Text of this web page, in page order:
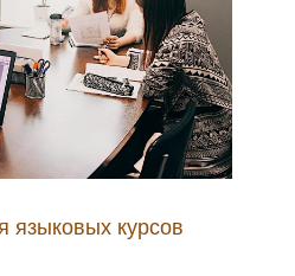
языковых курсов